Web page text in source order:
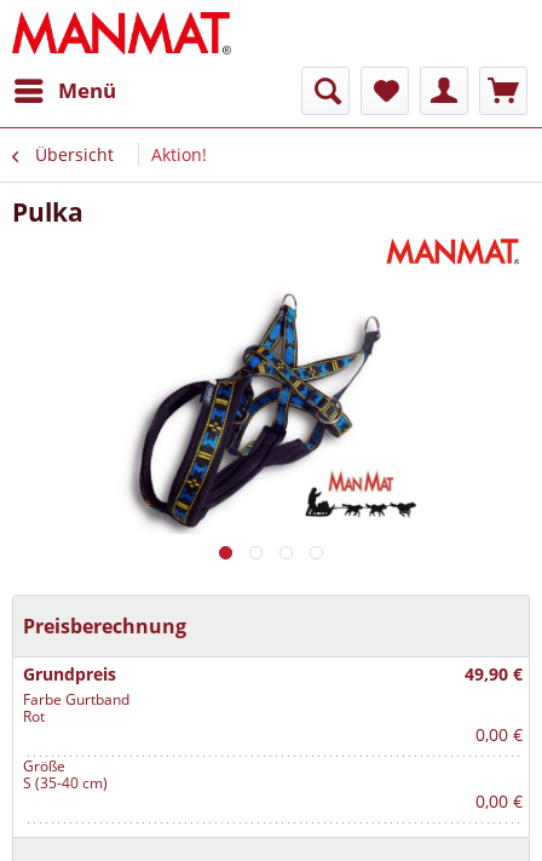
Menü
Übersicht Aktion!
Pulka
Preisberechnung
Grundpreis 49,90 €
Farbe Gurtband
Rot
0,00 €
Größe
S (35-40 cm)
0,00 €